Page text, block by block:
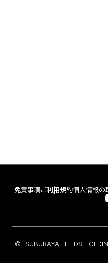
免責事項 ご利用規約個人情報の
©TSUBURAYA FIELDS